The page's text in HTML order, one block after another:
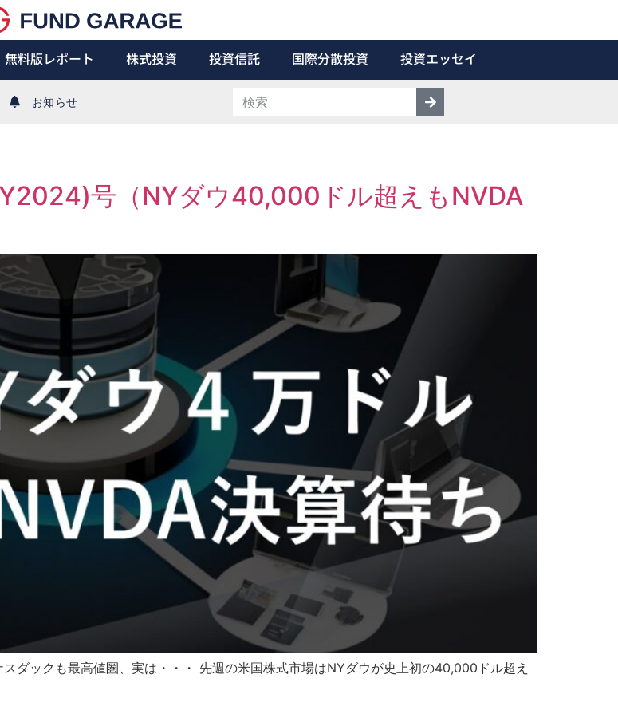
無料版レポート 株式投資 投資信託 国際分散投資 投資エッセイ
お知らせ
号（NYダウ40,000ドル超えもNVDA
ックも最高値圏、実は・・・ 先週の米国株式市場はNYダウが史上初の40,000ドル超え